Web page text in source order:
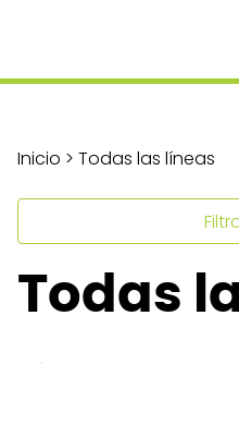
Todas
Inicio > Todas las líneas